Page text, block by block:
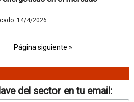
14/4/2026
Página siguiente »
del sector en tu email: